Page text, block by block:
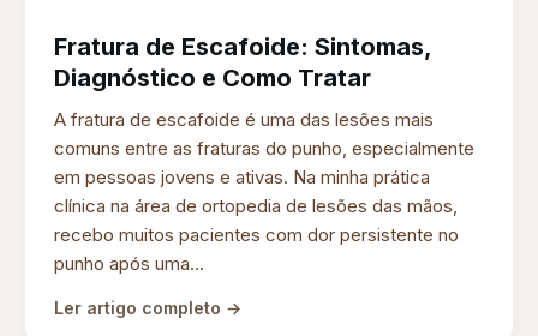
Fratura de Escafoide: Sintomas,
Diagnóstico e Como Tratar
A fratura de escafoide é uma das lesões mais
comuns entre as fraturas do punho, especialmente
em pessoas jovens e ativas. Na minha prática
clínica na área de ortopedia de lesões das mãos,
recebo muitos pacientes com dor persistente no
punho após uma...
Ler artigo completo →